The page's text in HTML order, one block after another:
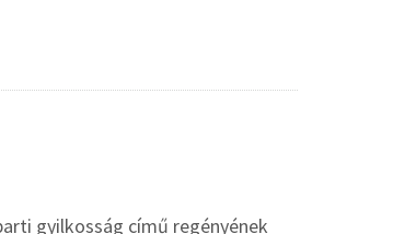
gyilkosság című regényének